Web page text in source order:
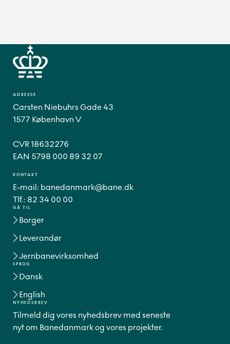
GÅ TIL
Borger
Leverandør
Jernbanevirksomhed
SPROG
Dansk
English
ADRESSE
Carsten Niebuhrs Gade 43
1577 København V
CVR 18632276
EAN 5798 000 89 32 07
KONTAKT
E-mail: banedanmark@bane.dk
Tlf.: 82 34 00 00
NYHEDSBREV
Tilmeld dig vores nyhedsbrev med seneste
nyt om Banedanmark og vores projekter.